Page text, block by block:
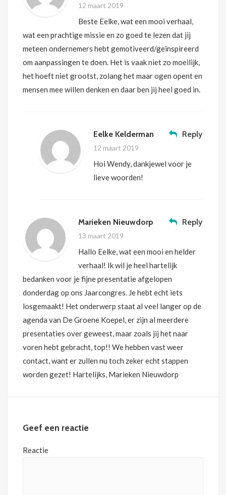
12 maart 2019
Beste Eelke, wat een mooi verhaal,
wat een prachtige missie en zo goed te lezen dat jij
meteen ondernemers hebt gemotiveerd/geïnspireerd
om aanpassingen te doen. Het is vaak niet zo moeilijk,
het hoeft niet grootst, zolang het maar ogen opent en
mensen mee willen denken en daar ben jij heel goed in.
Eelke Kelderman Reply
12 maart 2019
Hoi Wendy, dankjewel voor je
lieve woorden!
Marieken Nieuwdorp Reply
13 maart 2019
Hallo Eelke, wat een mooi en helder
verhaal! Ik wil je heel hartelijk
bedanken voor je fijne presentatie afgelopen
donderdag op ons Jaarcongres. Je hebt echt iets
losgemaakt! Het onderwerp staat al veel langer op de
agenda van De Groene Koepel, er zijn al meerdere
presentaties over geweest, maar zoals jij het naar
voren hebt gebracht, top!! We hebben vast weer
contact, want er zullen nu toch zeker echt stappen
worden gezet! Hartelijks, Marieken Nieuwdorp
Geef een reactie
Reactie